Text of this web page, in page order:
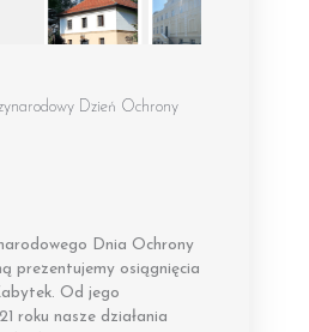
Dzień Ochrony
Dnia Ochrony
prezentujemy osiągnięcia
Od jego
roku nasze działania